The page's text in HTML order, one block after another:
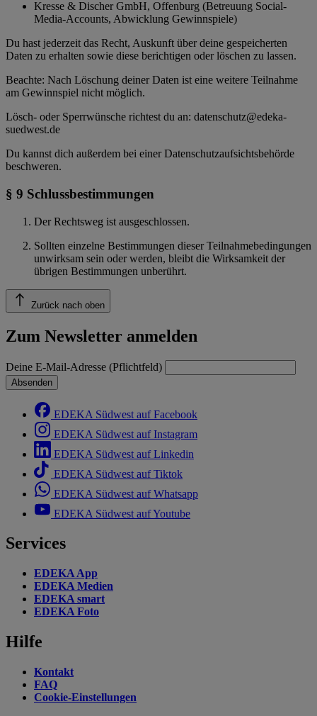
Kresse & Discher GmbH, Offenburg (Betreuung Social-
Media-Accounts, Abwicklung Gewinnspiele)
Du hast jederzeit das Recht, Auskunft über deine gespeicherten
Daten zu erhalten sowie diese berichtigen oder löschen zu lassen.
Beachte: Nach Löschung deiner Daten ist eine weitere Teilnahme
am Gewinnspiel nicht möglich.
Lösch- oder Sperrwünsche richtest du an: datenschutz@edeka-
suedwest.de
Du kannst dich außerdem bei einer Datenschutzaufsichtsbehörde
beschweren.
§ 9 Schlussbestimmungen
Der Rechtsweg ist ausgeschlossen.
Sollten einzelne Bestimmungen dieser Teilnahmebedingungen
unwirksam sein oder werden, bleibt die Wirksamkeit der
übrigen Bestimmungen unberührt.
Zurück nach oben
Zum Newsletter anmelden
Deine E-Mail-Adresse (Pflichtfeld)
Absenden
EDEKA Südwest auf Facebook
EDEKA Südwest auf Instagram
EDEKA Südwest auf Linkedin
EDEKA Südwest auf Tiktok
EDEKA Südwest auf Whatsapp
EDEKA Südwest auf Youtube
Services
EDEKA App
EDEKA Medien
EDEKA smart
EDEKA Foto
Hilfe
Kontakt
FAQ
Cookie-Einstellungen